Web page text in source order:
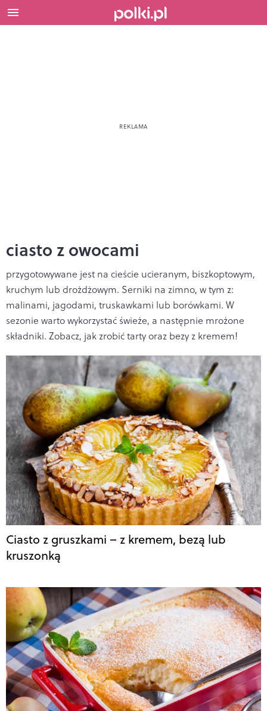
ciasto z owocami
przygotowywane jest na cieście ucieranym, biszkoptowym,
kruchym lub drożdżowym. Serniki na zimno, w tym z:
malinami, jagodami, truskawkami lub borówkami. W
sezonie warto wykorzystać świeże, a następnie mrożone
składniki. Zobacz, jak zrobić tarty oraz bezy z kremem!
Ciasto z gruszkami – z kremem, bezą lub
kruszonką